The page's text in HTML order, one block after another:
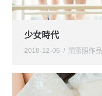
少女時代
2018-12-05 閨蜜照作品